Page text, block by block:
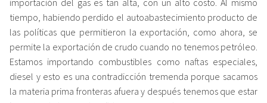
tiempo, habiendo perdido el autoabastecimiento producto de
las políticas que permitieron la exportación, como ahora, se
permite la exportación de crudo cuando no tenemos petróleo.
Estamos importando combustibles como naftas especiales,
diesel y esto es una contradicción tremenda porque sacamos
la materia prima fronteras afuera y después tenemos que estar